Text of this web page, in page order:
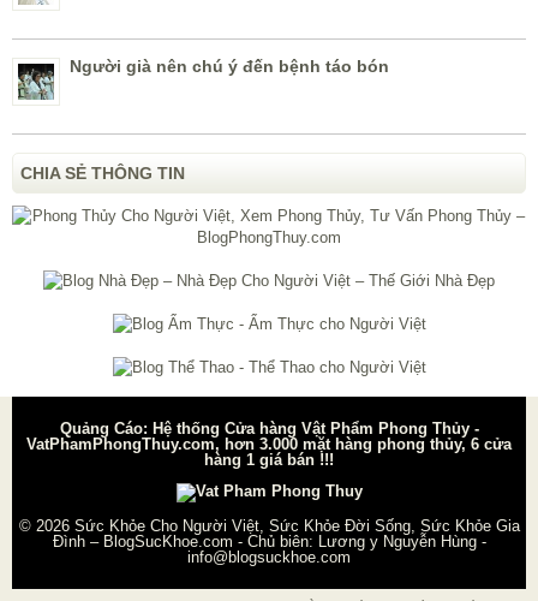
Người già nên chú ý đến bệnh táo bón
CHIA SẺ THÔNG TIN
Quảng Cáo: Hệ thống Cửa hàng Vật Phẩm Phong Thủy -
VatPhamPhongThuy.com, hơn 3.000 mặt hàng phong thủy, 6 cửa
hàng 1 giá bán !!!
© 2026 Sức Khỏe Cho Người Việt, Sức Khỏe Đời Sống, Sức Khỏe Gia
Đình – BlogSucKhoe.com - Chủ biên: Lương y Nguyễn Hùng-
info@blogsuckhoe.com